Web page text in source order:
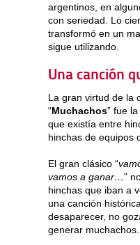
argentinos, en
con seriedad. Lo
transformó en un
sigue utilizando.
Una canción
La gran virtud de la
“Muchachos” fue
que existía entre
hinchas de equipos
El gran clásico “
vamos a ganar…”
hinchas que iban a
una canción
desaparecer, no
generar muchachos.